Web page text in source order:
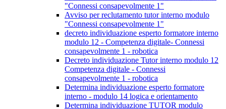
"Connessi consapevolmente 1"
Avviso per reclutamento tutor interno modulo
"Connessi consapevolmente 1"
decreto individuazione esperto formatore interno
modulo 12 - Competenza digitale- Connessi
consapevolmente 1 - robotica
Decreto individuazione Tutor interno modulo 12
Competenza digitale - Connessi
consapevolmente 1 - robotica
Determina individuazione esperto formatore
interno - modulo 14 logica e orientamento
Determina individuazione TUTOR modulo